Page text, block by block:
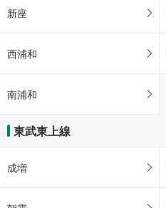
新座
西浦和
南浦和
東武東上線
成増